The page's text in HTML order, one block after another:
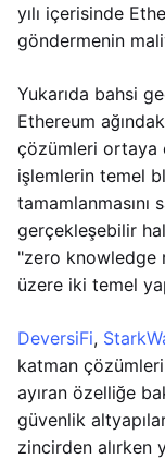
yılı içerisinde
göndermenin
Yukarıda bahsi
Ethereum
çözümleri ortaya
işlemlerin temel
tamamlanmasını
gerçekleşebilir
"zero knowledge
üzere iki temel
DeversiFi,
katman
ayıran özelliğe
güvenlik
zincirden alırken